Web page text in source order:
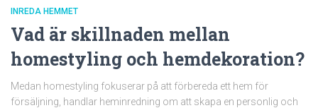
INREDA HEMMET
Vad är skillnaden mellan
homestyling och hemdekoration?
Medan homestyling fokuserar på att förbereda ett hem för
försäljning, handlar heminredning om att skapa en personlig och